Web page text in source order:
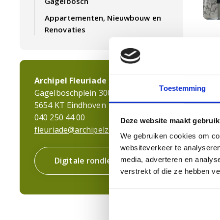
Toestemming
Deze website maakt
We gebruiken cookies om
websiteverkeer te
media, adverteren en
verstrekt of die ze hebben
Appartementen, Nieuwbouw en
Renovaties
Archipel Fleuriade
Gagelboschplein 300
5654 KT Eindhoven
040 250 44 00
fleuriade@archipelzorggroep.nl
Digitale rondleiding
van